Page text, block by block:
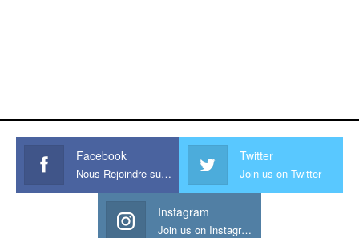
Facebook
Nous Rejoindre sur Facebook
Twitter
Join us on Twitter
Instagram
Join us on Instagram